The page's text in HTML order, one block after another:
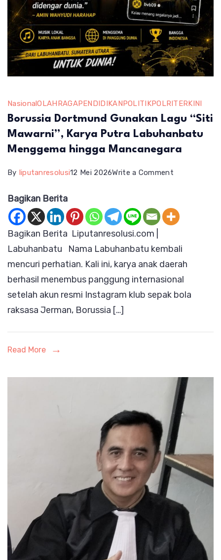
NasionalOLAHRAGAPENDIDIKANPOLITIKPOLRITERKINI
Borussia Dortmund Gunakan Lagu “Siti
Mawarni”, Karya Putra Labuhanbatu
Menggema hingga Mancanegara
By liputanresolusi12 Mei 2026Write a Commenton
Gunakan
“Siti
Mawarni”,
Karya
Putra
Bagikan Berita
Bagikan Berita Liputanresolusi.com |
Labuhanbatu Nama Labuhanbatu kembali
mencuri perhatian. Kali ini, karya anak daerah
berhasil menembus panggung internasional
setelah akun resmi Instagram klub sepak bola
raksasa Jerman, Borussia […]
Read More